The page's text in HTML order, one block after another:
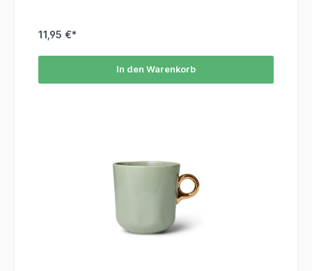
11,95 €*
In den Warenkorb